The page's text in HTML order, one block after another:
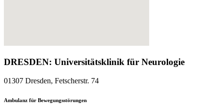
DRESDEN: Universitätsklinik für Neurologie
01307 Dresden, Fetscherstr. 74
Ambulanz für Bewegungsstörungen